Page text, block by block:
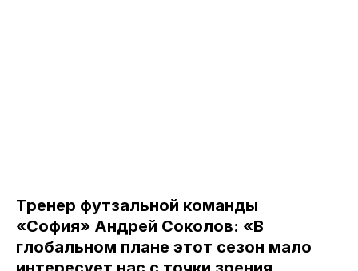
Тренер футзальной команды
«София» Андрей Соколов: «В
глобальном плане этот сезон мало